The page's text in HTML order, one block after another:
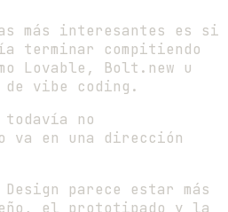
más interesantes es si
terminar compitiendo
Lovable, Bolt.new u
vibe coding.
no
va en una dirección
parece estar más
el prototipado y la